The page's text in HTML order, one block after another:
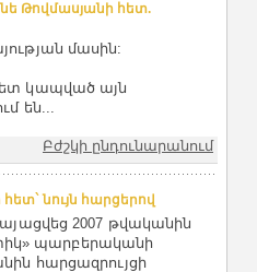
Թովմասյանի հետ.
մասին:
կապված այն
են...
Բժշկի ընդունարանում
նույն հարցերով
2007 թվականին
պարբերականի
հարցազրույցի